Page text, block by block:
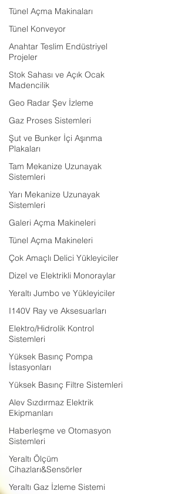
Tünel Açma Makinaları
Tünel Konveyor
Anahtar Teslim Endüstriyel
Projeler
Stok Sahası ve Açık Ocak
Madencilik
Geo Radar Şev İzleme
Gaz Proses Sistemleri
Şut ve Bunker İçi Aşınma
Plakaları
Tam Mekanize Uzunayak
Sistemleri
Yarı Mekanize Uzunayak
Sistemleri
Galeri Açma Makineleri
Tünel Açma Makineleri
Çok Amaçlı Delici Yükleyiciler
Dizel ve Elektrikli Monoraylar
Yeraltı Jumbo ve Yükleyiciler
I140V Ray ve Aksesuarları
Elektro/Hidrolik Kontrol
Sistemleri
Yüksek Basınç Pompa
İstasyonları
Yüksek Basınç Filtre Sistemleri
Alev Sızdırmaz Elektrik
Ekipmanları
Haberleşme ve Otomasyon
Sistemleri
Yeraltı Ölçüm
Cihazları&Sensörler
Yeraltı Gaz İzleme Sistemi